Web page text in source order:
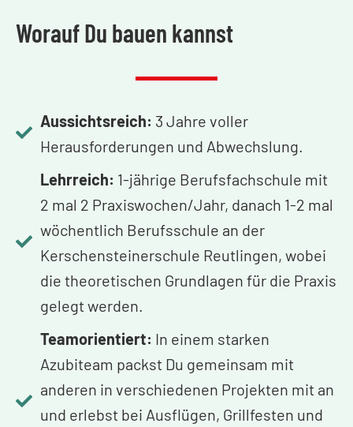
Worauf Du bauen kannst
Aussichtsreich: 3 Jahre voller
Herausforderungen und Abwechslung.
Lehrreich: 1-jährige Berufsfachschule mit
2 mal 2 Praxiswochen/Jahr, danach 1-2 mal
wöchentlich Berufsschule an der
Kerschensteinerschule Reutlingen, wobei
die theoretischen Grundlagen für die Praxis
gelegt werden.
Teamorientiert: In einem starken
Azubiteam packst Du gemeinsam mit
anderen in verschiedenen Projekten mit an
und erlebst bei Ausflügen, Grillfesten und